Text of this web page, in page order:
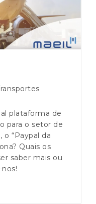
plataforma de
para o setor de
“Paypal da
Quais os
saber mais ou